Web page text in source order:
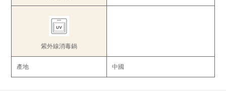
紫外線消毒鍋
產地 中國